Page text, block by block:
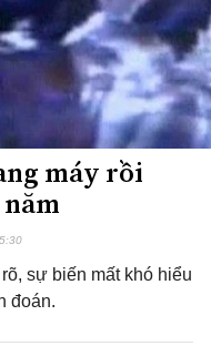
máy rồi
sự biến mất khó hiểu
đoán.